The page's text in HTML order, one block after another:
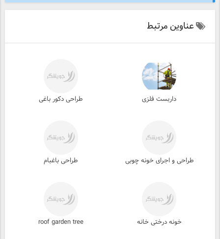
عناوین مرتبط
داربست فلزی طراحی دکور باغی
طراحی و اجرای خونه چوبی طراحی باغبام
خونه درختی خانه roof garden tree